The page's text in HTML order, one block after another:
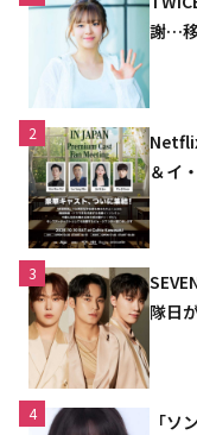
謝…
2
＆イ
3
隊日
4
「ソ